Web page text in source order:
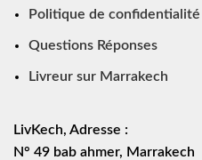
Politique de confidentialité
Questions Réponses
Livreur sur Marrakech
LivKech, Adresse :
N° 49 bab ahmer, Marrakech